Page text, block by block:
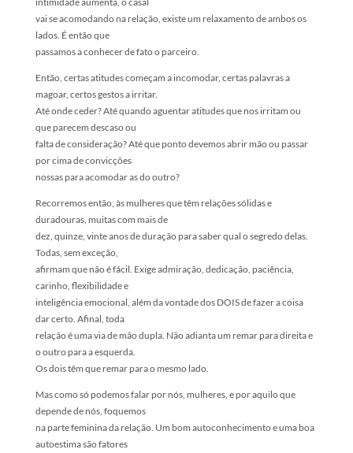
vai se acomodando na relação, existe um relaxamento de ambos os
lados. É então que
passamos a conhecer de fato o parceiro.
Então, certas atitudes começam a incomodar, certas palavras a
magoar, certos gestos a irritar.
Até onde ceder? Até quando aguentar atitudes que nos irritam ou
que parecem descaso ou
falta de consideração? Até que ponto devemos abrir mão ou passar
por cima de convicções
nossas para acomodar as do outro?
Recorremos então, às mulheres que têm relações sólidas e
duradouras, muitas com mais de
dez, quinze, vinte anos de duração para saber qual o segredo delas.
Todas, sem exceção,
afirmam que não é fácil. Exige admiração, dedicação, paciência,
carinho, flexibilidade e
inteligência emocional, além da vontade dos DOIS de fazer a coisa
dar certo. Afinal, toda
relação é uma via de mão dupla. Não adianta um remar para direita e
o outro para a esquerda.
Os dois têm que remar para o mesmo lado.
Mas como só podemos falar por nós, mulheres, e por aquilo que
depende de nós, foquemos
na parte feminina da relação. Um bom autoconhecimento e uma boa
autoestima são fatores